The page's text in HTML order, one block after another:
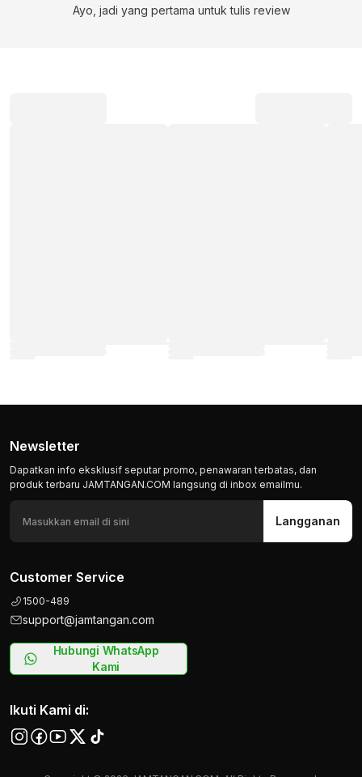
Newsletter
Dapatkan info eksklusif seputar promo, penawaran terbatas, dan
produk terbaru JAMTANGAN.COM langsung di inbox emailmu.
Langganan
Customer Service
1500-489
support@jamtangan.com
Hubungi WhatsApp
Kami
Ikuti Kami di:
Ayo, jadi yang pertama untuk tulis review